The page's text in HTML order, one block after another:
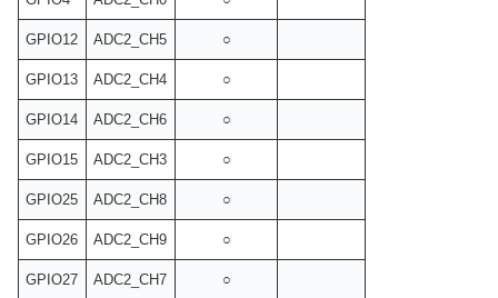
GPIO12 ADC2_CH5 ○
GPIO13 ADC2_CH4 ○
GPIO14 ADC2_CH6 ○
GPIO15 ADC2_CH3 ○
GPIO25 ADC2_CH8 ○
GPIO26 ADC2_CH9 ○
GPIO27 ADC2_CH7 ○